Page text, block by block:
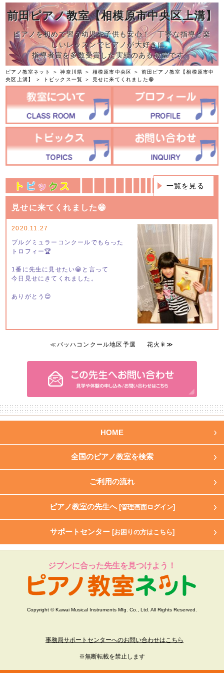
前田ピアノ教室【相模原市中央区上溝】
ピアノを初めて習う幼児や子供も安心！ 丁寧な指導と楽
しいレッスンでピアノが大好きに。
指導者賞を多数受賞した実績のある教室です。
ピアノ教室ネット ＞神奈川県 ＞ 相模原市中央区 ＞ 前田ピアノ教室【相模原市中
央区上溝】
＞ トピックス一覧 ＞ 見せに来てくれました😁
一覧を見る
見せに来てくれました😁
2020.11.27
ブルグミュラーコンクールでもらった
トロフィー🏆
1番に先生に見せたい😁と言って
今日見せにきてくれました。
ありがとう😊
≪バッハコンクール地区予選 花火🎇≫
HOME
全国のピアノ教室を検索
ご利用の流れ
ピアノ教室の先生へ [管理画面ログイン]
サポートセンター [お困りの方はこちら]
ジブンに合った先生を見つけよう！
Copyright © Kawai Musical Instruments Mfg. Co., Ltd. All Rights Reserved.
事務局サポートセンターへのお問い合わせはこちら
※無断転載を禁止します